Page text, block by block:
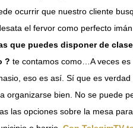
ocurrir que nuestro cliente
el fervor como perfecto
que puedes disponer de
? te contamos como… A veces
eso es así. Sí que es
organizarse bien. No se puede
las opciones sobre la mesa